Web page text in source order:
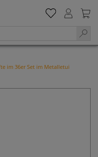
im 36er Set im Metalletui